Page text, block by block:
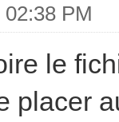
PM
le
placer